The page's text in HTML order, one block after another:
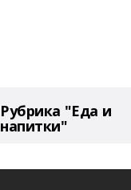
Рубрика "Еда и
напитки"